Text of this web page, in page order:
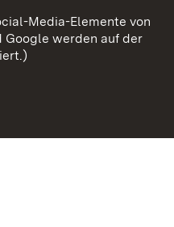
Media-Elemente von
Google werden auf der